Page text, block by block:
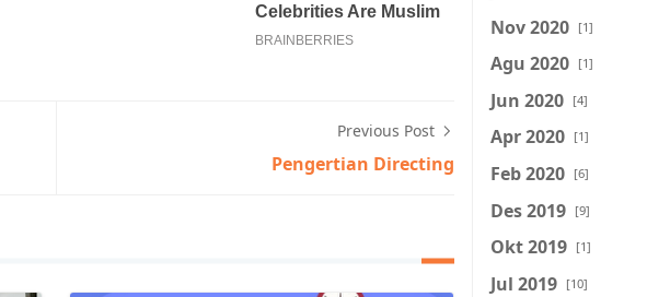
Previous Post
Pengertian Directing
Nov 2020 [1]
Agu 2020 [1]
Jun 2020 [4]
Apr 2020 [1]
Feb 2020 [6]
Des 2019 [9]
Okt 2019 [1]
Jul 2019 [10]